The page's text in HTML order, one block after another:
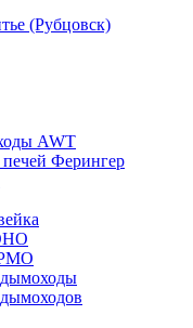
(Рубцовск)
AWT
Ферингер